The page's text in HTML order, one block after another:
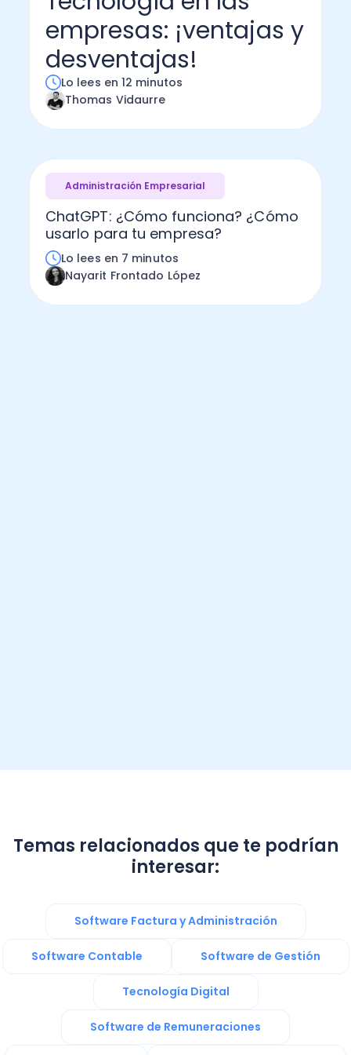
Administración Empresarial
Ver todo
Software Factura y Administración
Ver Todo
Kits
Autores
empresas: ¡ventajas y
desventajas!
Lo lees en 12 minutos
Thomas Vidaurre
Administración Empresarial
ChatGPT: ¿Cómo funciona? ¿Cómo
usarlo para tu empresa?
Lo lees en 7 minutos
Nayarit Frontado López
Temas relacionados que te podrían
interesar:
Software Factura y Administración
Software Contable Software de Gestión
Tecnología Digital
Software de Remuneraciones